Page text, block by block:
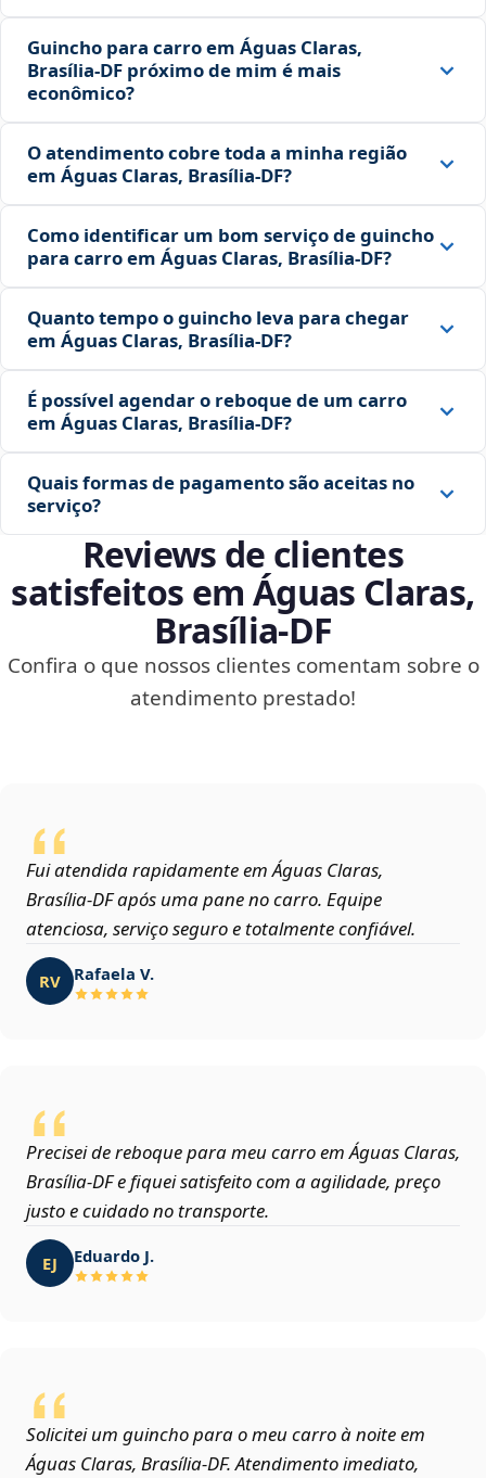
Guincho para carro em Águas Claras,
Brasília‑DF próximo de mim é mais
econômico?
O atendimento cobre toda a minha região
em Águas Claras, Brasília‑DF?
Como identificar um bom serviço de guincho
para carro em Águas Claras, Brasília‑DF?
Quanto tempo o guincho leva para chegar
em Águas Claras, Brasília‑DF?
É possível agendar o reboque de um carro
em Águas Claras, Brasília‑DF?
Quais formas de pagamento são aceitas no
serviço?
Reviews de clientes
satisfeitos em Águas Claras,
Brasília‑DF
Confira o que nossos clientes comentam sobre o
atendimento prestado!
Fui atendida rapidamente em Águas Claras,
Brasília‑DF após uma pane no carro. Equipe
atenciosa, serviço seguro e totalmente confiável.
RV Rafaela V.
Precisei de reboque para meu carro em Águas Claras,
Brasília‑DF e fiquei satisfeito com a agilidade, preço
justo e cuidado no transporte.
EJ Eduardo J.
Solicitei um guincho para o meu carro à noite em
Águas Claras, Brasília‑DF. Atendimento imediato,